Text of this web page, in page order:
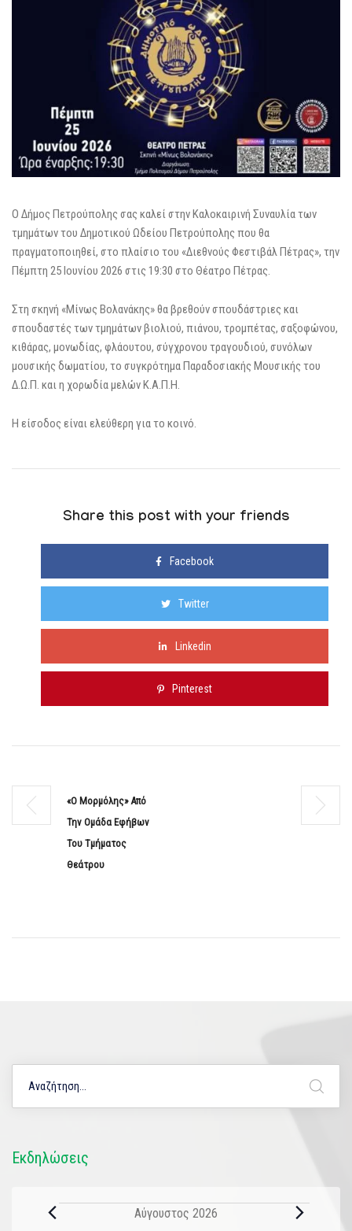
Ο Δήμος Πετρούπολης σας καλεί στην Καλοκαιρινή Συναυλία των
τμημάτων του Δημοτικού Ωδείου Πετρούπολης που θα
πραγματοποιηθεί, στο πλαίσιο του «Διεθνούς Φεστιβάλ Πέτρας», την
Πέμπτη 25 Ιουνίου 2026 στις 19:30 στο Θέατρο Πέτρας.
Στη σκηνή «Μίνως Βολανάκης» θα βρεθούν σπουδάστριες και
σπουδαστές των τμημάτων βιολιού, πιάνου, τρομπέτας, σαξοφώνου,
κιθάρας, μονωδίας, φλάουτου, σύγχρονου τραγουδιού, συνόλων
μουσικής δωματίου, το συγκρότημα Παραδοσιακής Μουσικής του
Δ.Ω.Π. και η χορωδία μελών Κ.Α.Π.Η.
Η είσοδος είναι ελεύθερη για το κοινό.
Share this post with your friends
Facebook
Twitter
Linkedin
Pinterest
«Ο Μορμόλης» Από
Την Ομάδα Εφήβων
Του Τμήματος
Θεάτρου
Εκδηλώσεις
Αύγουστος 2026